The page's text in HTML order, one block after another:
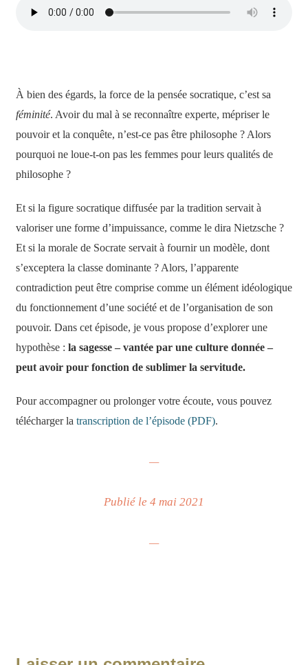
À bien des égards, la force de la pensée socratique, c’est sa
féminité. Avoir du mal à se reconnaître experte, mépriser le
pouvoir et la conquête, n’est-ce pas être philosophe ? Alors
pourquoi ne loue-t-on pas les femmes pour leurs qualités de
philosophe ?
Et si la figure socratique diffusée par la tradition servait à
valoriser une forme d’impuissance, comme le dira Nietzsche ?
Et si la morale de Socrate servait à fournir un modèle, dont
s’exceptera la classe dominante ? Alors, l’apparente
contradiction peut être comprise comme un élément idéologique
du fonctionnement d’une société et de l’organisation de son
pouvoir. Dans cet épisode, je vous propose d’explorer une
hypothèse : la sagesse – vantée par une culture donnée –
peut avoir pour fonction de sublimer la servitude.
Pour accompagner ou prolonger votre écoute, vous pouvez
télécharger la transcription de l’épisode (PDF).
—
Publié le 4 mai 2021
—